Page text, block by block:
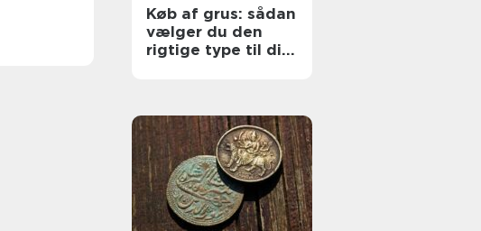
Køb af grus: sådan
vælger du den
rigtige type til dit